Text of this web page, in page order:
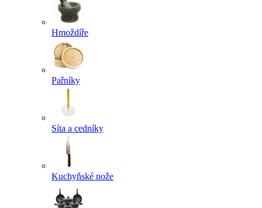
Hmoždíře
Pařníky
Síta a cedníky
Kuchyňské nože